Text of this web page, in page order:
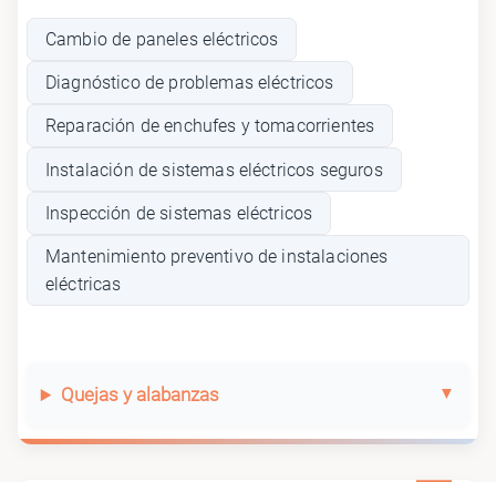
Cambio de paneles eléctricos
Diagnóstico de problemas eléctricos
Reparación de enchufes y tomacorrientes
Instalación de sistemas eléctricos seguros
Inspección de sistemas eléctricos
Mantenimiento preventivo de instalaciones
eléctricas
Quejas y alabanzas